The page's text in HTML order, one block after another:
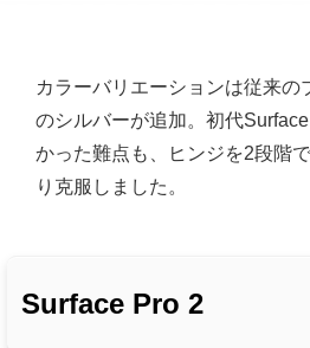
カラーバリエーションは従来の
のシルバーが追加。初代
かった難点も、ヒンジを2段階
り克服しました。
Surface Pro 2